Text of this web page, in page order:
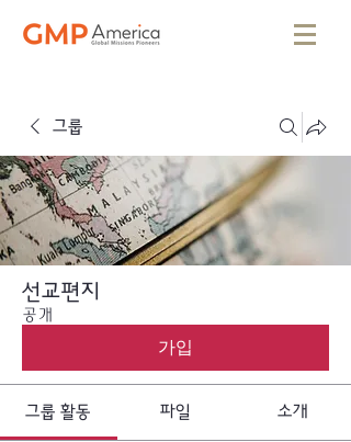
그룹
선교편지
공개
가입
그룹 활동 파일 소개